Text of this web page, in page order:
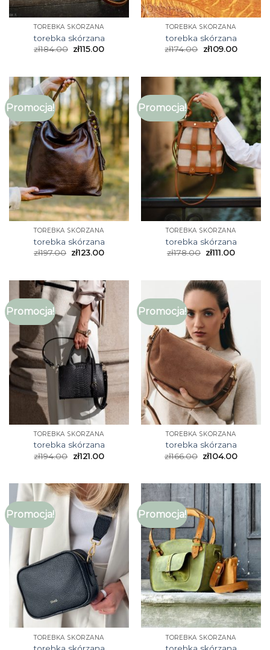
TOREBKA SKÓRZANA
torebka skórzana
zł184.00 zł115.00
TOREBKA SKÓRZANA
torebka skórzana
zł174.00 zł109.00
Promocja!
TOREBKA SKÓRZANA
torebka skórzana
zł197.00 zł123.00
Promocja!
TOREBKA SKÓRZANA
torebka skórzana
zł178.00 zł111.00
Promocja!
TOREBKA SKÓRZANA
torebka skórzana
zł194.00 zł121.00
Promocja!
TOREBKA SKÓRZANA
torebka skórzana
zł166.00 zł104.00
Promocja!
TOREBKA SKÓRZANA
Promocja!
TOREBKA SKÓRZANA